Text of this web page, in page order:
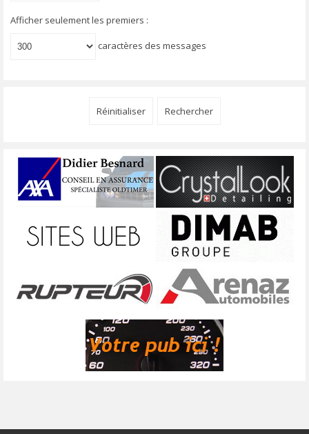
Afficher seulement les premiers :
caractères des messages